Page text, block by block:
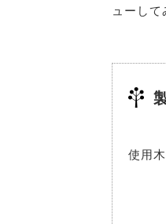
ューし
使用